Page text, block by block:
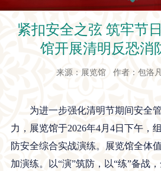
紧扣安全之弦 筑牢
馆开展清明反恐消
来源：展览馆 作者：包洛
为进一步强化清明节期间安全
力，展览馆于2026年4月 4日下午，
防安全综合实战演练。展览馆全体
加演练。以“演”筑防，以“练”备战